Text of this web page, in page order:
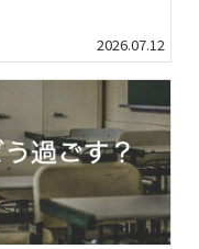
2026.07.12